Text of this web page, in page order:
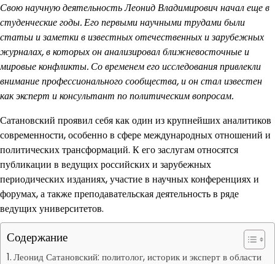
Свою научную деятельность Леонид Владимирович начал еще в
студенческие годы. Его первыми научными трудами были
статьи и заметки в известных отечественных и зарубежных
журналах, в которых он анализировал ближневосточные и
мировые конфликты. Со временем его исследования привлекли
внимание профессионального сообщества, и он стал известен
как эксперт и консультант по политическим вопросам.
Сатановский проявил себя как один из крупнейших аналитиков
современности, особенно в сфере международных отношений и
политических трансформаций. К его заслугам относятся
публикации в ведущих российских и зарубежных
периодических изданиях, участие в научных конференциях и
форумах, а также преподавательская деятельность в ряде
ведущих университетов.
Содержание
Леонид Сатановский: политолог, историк и эксперт в области